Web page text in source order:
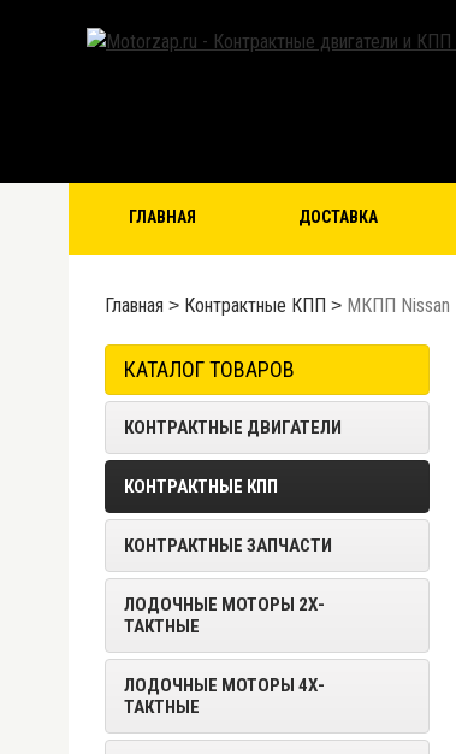
ГЛАВНАЯ ДОСТАВКА
Главная Контрактные КПП МКПП Nissan
КАТАЛОГ ТОВАРОВ
КОНТРАКТНЫЕ ДВИГАТЕЛИ
КОНТРАКТНЫЕ КПП
КОНТРАКТНЫЕ ЗАПЧАСТИ
ЛОДОЧНЫЕ МОТОРЫ 2Х-
ТАКТНЫЕ
ЛОДОЧНЫЕ МОТОРЫ 4Х-
ТАКТНЫЕ